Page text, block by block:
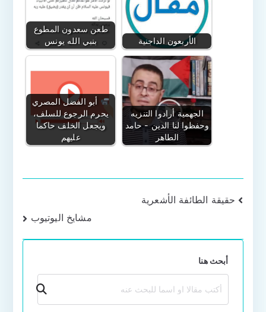
طعن سعدون المطوع
بنبي الله يونس
الأربعون الداجنية
أبو الفضل المصري
يحرم الرجوع للسلف،
ويجعل الخلف حاكما
عليهم
الجهمية أرادوا التنزيه
وحفظوا لنا الدين - حامد
الطاهر
تصفّح
حقيقة الطائفة الأشعرية
مشايخ اليوتيوب
أبحث هنا
بحث